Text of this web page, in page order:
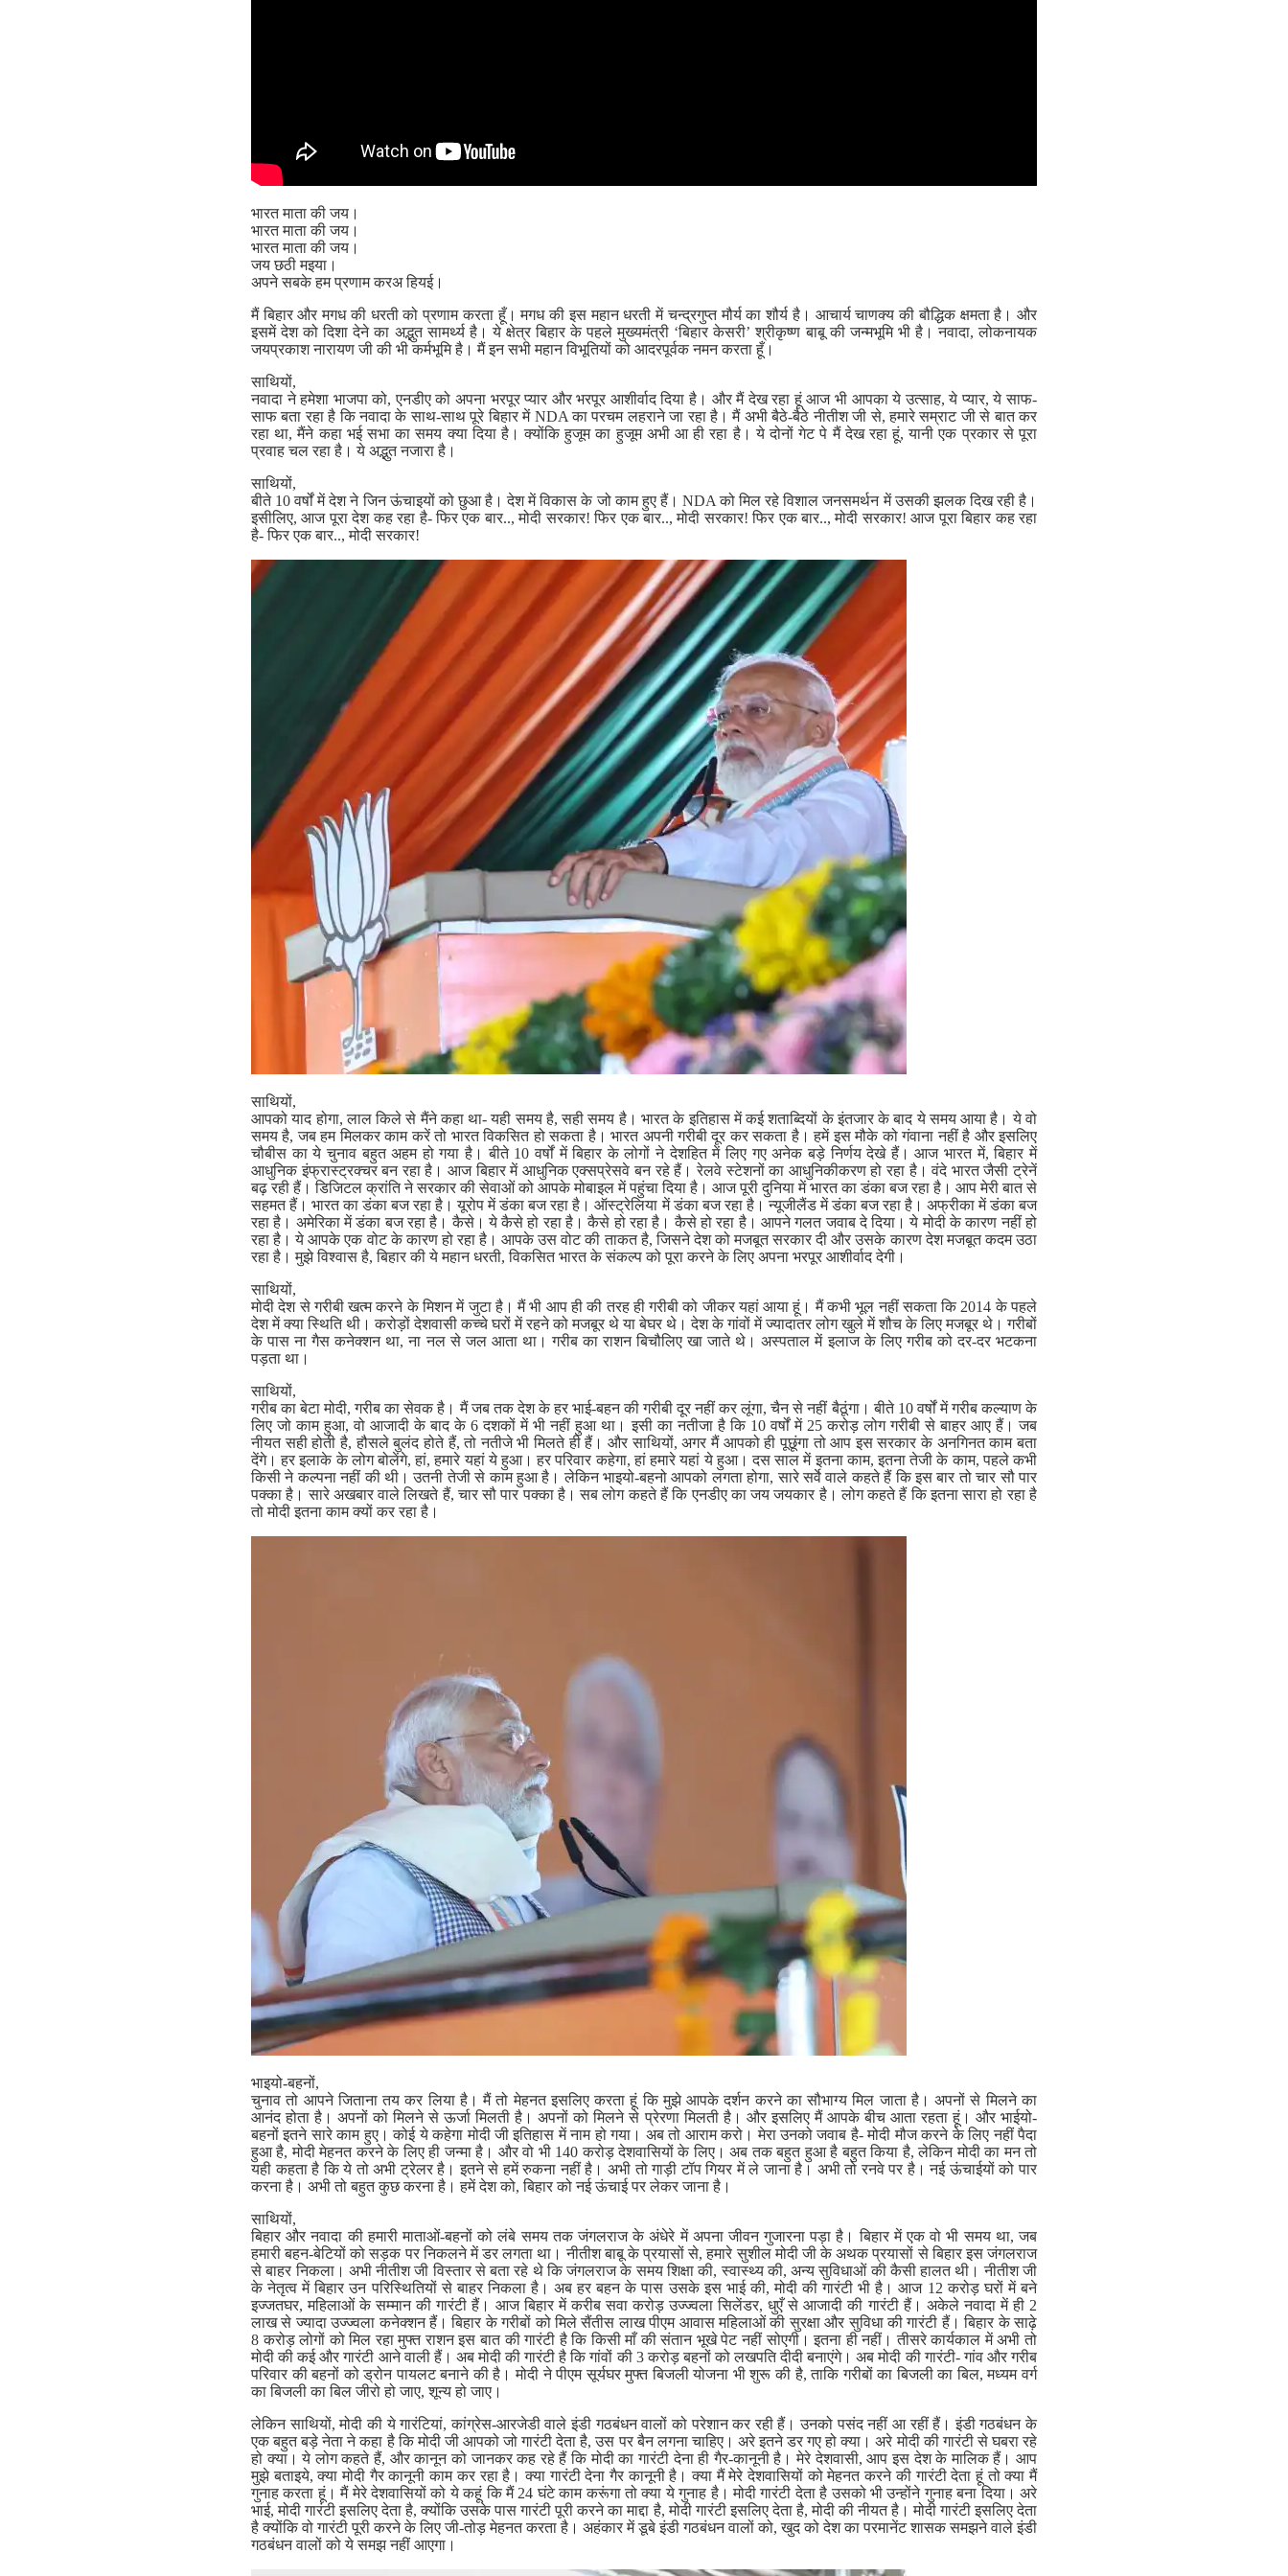
भारत माता की जय।
भारत माता की जय।
भारत माता की जय।
जय छठी मइया।
अपने सबके हम प्रणाम करअ हियई।
मैं बिहार और मगध की धरती को प्रणाम करता हूँ। मगध की इस महान धरती में चन्द्रगुप्त मौर्य का शौर्य है। आचार्य चाणक्य की बौद्धिक क्षमता है। और
इसमें देश को दिशा देने का अद्भुत सामर्थ्य है। ये क्षेत्र बिहार के पहले मुख्यमंत्री ‘बिहार केसरी’ श्रीकृष्ण बाबू की जन्मभूमि भी है। नवादा, लोकनायक
जयप्रकाश नारायण जी की भी कर्मभूमि है। मैं इन सभी महान विभूतियों को आदरपूर्वक नमन करता हूँ।
साथियों,
नवादा ने हमेशा भाजपा को, एनडीए को अपना भरपूर प्यार और भरपूर आशीर्वाद दिया है। और मैं देख रहा हूं आज भी आपका ये उत्साह, ये प्यार, ये साफ-
साफ बता रहा है कि नवादा के साथ-साथ पूरे बिहार में NDA का परचम लहराने जा रहा है। मैं अभी बैठे-बैठे नीतीश जी से, हमारे सम्राट जी से बात कर
रहा था, मैंने कहा भई सभा का समय क्या दिया है। क्योंकि हुजूम का हुजूम अभी आ ही रहा है। ये दोनों गेट पे मैं देख रहा हूं, यानी एक प्रकार से पूरा
प्रवाह चल रहा है। ये अद्भुत नजारा है।
साथियों,
बीते 10 वर्षों में देश ने जिन ऊंचाइयों को छुआ है। देश में विकास के जो काम हुए हैं। NDA को मिल रहे विशाल जनसमर्थन में उसकी झलक दिख रही है।
इसीलिए, आज पूरा देश कह रहा है- फिर एक बार.., मोदी सरकार! फिर एक बार.., मोदी सरकार! फिर एक बार.., मोदी सरकार! आज पूरा बिहार कह रहा
है- फिर एक बार.., मोदी सरकार!
साथियों,
आपको याद होगा, लाल किले से मैंने कहा था- यही समय है, सही समय है। भारत के इतिहास में कई शताब्दियों के इंतजार के बाद ये समय आया है। ये वो
समय है, जब हम मिलकर काम करें तो भारत विकसित हो सकता है। भारत अपनी गरीबी दूर कर सकता है। हमें इस मौके को गंवाना नहीं है और इसलिए
चौबीस का ये चुनाव बहुत अहम हो गया है। बीते 10 वर्षों में बिहार के लोगों ने देशहित में लिए गए अनेक बड़े निर्णय देखे हैं। आज भारत में, बिहार में
आधुनिक इंफ्रास्ट्रक्चर बन रहा है। आज बिहार में आधुनिक एक्सप्रेसवे बन रहे हैं। रेलवे स्टेशनों का आधुनिकीकरण हो रहा है। वंदे भारत जैसी ट्रेनें
बढ़ रही हैं। डिजिटल क्रांति ने सरकार की सेवाओं को आपके मोबाइल में पहुंचा दिया है। आज पूरी दुनिया में भारत का डंका बज रहा है। आप मेरी बात से
सहमत हैं। भारत का डंका बज रहा है। यूरोप में डंका बज रहा है। ऑस्ट्रेलिया में डंका बज रहा है। न्यूजीलैंड में डंका बज रहा है। अफ्रीका में डंका बज
रहा है। अमेरिका में डंका बज रहा है। कैसे। ये कैसे हो रहा है। कैसे हो रहा है। कैसे हो रहा है। आपने गलत जवाब दे दिया। ये मोदी के कारण नहीं हो
रहा है। ये आपके एक वोट के कारण हो रहा है। आपके उस वोट की ताकत है, जिसने देश को मजबूत सरकार दी और उसके कारण देश मजबूत कदम उठा
रहा है। मुझे विश्वास है, बिहार की ये महान धरती, विकसित भारत के संकल्प को पूरा करने के लिए अपना भरपूर आशीर्वाद देगी।
साथियों,
मोदी देश से गरीबी खत्म करने के मिशन में जुटा है। मैं भी आप ही की तरह ही गरीबी को जीकर यहां आया हूं। मैं कभी भूल नहीं सकता कि 2014 के पहले
देश में क्या स्थिति थी। करोड़ों देशवासी कच्चे घरों में रहने को मजबूर थे या बेघर थे। देश के गांवों में ज्यादातर लोग खुले में शौच के लिए मजबूर थे। गरीबों
के पास ना गैस कनेक्शन था, ना नल से जल आता था। गरीब का राशन बिचौलिए खा जाते थे। अस्पताल में इलाज के लिए गरीब को दर-दर भटकना
पड़ता था।
साथियों,
गरीब का बेटा मोदी, गरीब का सेवक है। मैं जब तक देश के हर भाई-बहन की गरीबी दूर नहीं कर लूंगा, चैन से नहीं बैठूंगा। बीते 10 वर्षों में गरीब कल्याण के
लिए जो काम हुआ, वो आजादी के बाद के 6 दशकों में भी नहीं हुआ था। इसी का नतीजा है कि 10 वर्षों में 25 करोड़ लोग गरीबी से बाहर आए हैं। जब
नीयत सही होती है, हौसले बुलंद होते हैं, तो नतीजे भी मिलते ही हैं। और साथियों, अगर मैं आपको ही पूछूंगा तो आप इस सरकार के अनगिनत काम बता
देंगे। हर इलाके के लोग बोलेंगे, हां, हमारे यहां ये हुआ। हर परिवार कहेगा, हां हमारे यहां ये हुआ। दस साल में इतना काम, इतना तेजी के काम, पहले कभी
किसी ने कल्पना नहीं की थी। उतनी तेजी से काम हुआ है। लेकिन भाइयो-बहनो आपको लगता होगा, सारे सर्वे वाले कहते हैं कि इस बार तो चार सौ पार
पक्का है। सारे अखबार वाले लिखते हैं, चार सौ पार पक्का है। सब लोग कहते हैं कि एनडीए का जय जयकार है। लोग कहते हैं कि इतना सारा हो रहा है
तो मोदी इतना काम क्यों कर रहा है।
भाइयो-बहनों,
चुनाव तो आपने जिताना तय कर लिया है। मैं तो मेहनत इसलिए करता हूं कि मुझे आपके दर्शन करने का सौभाग्य मिल जाता है। अपनों से मिलने का
आनंद होता है। अपनों को मिलने से ऊर्जा मिलती है। अपनों को मिलने से प्रेरणा मिलती है। और इसलिए मैं आपके बीच आता रहता हूं। और भाईयो-
बहनों इतने सारे काम हुए। कोई ये कहेगा मोदी जी इतिहास में नाम हो गया। अब तो आराम करो। मेरा उनको जवाब है- मोदी मौज करने के लिए नहीं पैदा
हुआ है, मोदी मेहनत करने के लिए ही जन्मा है। और वो भी 140 करोड़ देशवासियों के लिए। अब तक बहुत हुआ है बहुत किया है, लेकिन मोदी का मन तो
यही कहता है कि ये तो अभी ट्रेलर है। इतने से हमें रुकना नहीं है। अभी तो गाड़ी टॉप गियर में ले जाना है। अभी तो रनवे पर है। नई ऊंचाईयों को पार
करना है। अभी तो बहुत कुछ करना है। हमें देश को, बिहार को नई ऊंचाई पर लेकर जाना है।
साथियों,
बिहार और नवादा की हमारी माताओं-बहनों को लंबे समय तक जंगलराज के अंधेरे में अपना जीवन गुजारना पड़ा है। बिहार में एक वो भी समय था, जब
हमारी बहन-बेटियों को सड़क पर निकलने में डर लगता था। नीतीश बाबू के प्रयासों से, हमारे सुशील मोदी जी के अथक प्रयासों से बिहार इस जंगलराज
से बाहर निकला। अभी नीतीश जी विस्तार से बता रहे थे कि जंगलराज के समय शिक्षा की, स्वास्थ्य की, अन्य सुविधाओं की कैसी हालत थी। नीतीश जी
के नेतृत्व में बिहार उन परिस्थितियों से बाहर निकला है। अब हर बहन के पास उसके इस भाई की, मोदी की गारंटी भी है। आज 12 करोड़ घरों में बने
इज्जतघर, महिलाओं के सम्मान की गारंटी हैं। आज बिहार में करीब सवा करोड़ उज्ज्वला सिलेंडर, धुएँ से आजादी की गारंटी हैं। अकेले नवादा में ही 2
लाख से ज्यादा उज्ज्वला कनेक्शन हैं। बिहार के गरीबों को मिले सैंतीस लाख पीएम आवास महिलाओं की सुरक्षा और सुविधा की गारंटी हैं। बिहार के साढ़े
8 करोड़ लोगों को मिल रहा मुफ्त राशन इस बात की गारंटी है कि किसी माँ की संतान भूखे पेट नहीं सोएगी। इतना ही नहीं। तीसरे कार्यकाल में अभी तो
मोदी की कई और गारंटी आने वाली हैं। अब मोदी की गारंटी है कि गांवों की 3 करोड़ बहनों को लखपति दीदी बनाएंगे। अब मोदी की गारंटी- गांव और गरीब
परिवार की बहनों को ड्रोन पायलट बनाने की है। मोदी ने पीएम सूर्यघर मुफ्त बिजली योजना भी शुरू की है, ताकि गरीबों का बिजली का बिल, मध्यम वर्ग
का बिजली का बिल जीरो हो जाए, शून्य हो जाए।
लेकिन साथियों, मोदी की ये गारंटियां, कांग्रेस-आरजेडी वाले इंडी गठबंधन वालों को परेशान कर रही हैं। उनको पसंद नहीं आ रहीं हैं। इंडी गठबंधन के
एक बहुत बड़े नेता ने कहा है कि मोदी जी आपको जो गारंटी देता है, उस पर बैन लगना चाहिए। अरे इतने डर गए हो क्या। अरे मोदी की गारंटी से घबरा रहे
हो क्या। ये लोग कहते हैं, और कानून को जानकर कह रहे हैं कि मोदी का गारंटी देना ही गैर-कानूनी है। मेरे देशवासी, आप इस देश के मालिक हैं। आप
मुझे बताइये, क्या मोदी गैर कानूनी काम कर रहा है। क्या गारंटी देना गैर कानूनी है। क्या मैं मेरे देशवासियों को मेहनत करने की गारंटी देता हूं तो क्या मैं
गुनाह करता हूं। मैं मेरे देशवासियों को ये कहूं कि मैं 24 घंटे काम करूंगा तो क्या ये गुनाह है। मोदी गारंटी देता है उसको भी उन्होंने गुनाह बना दिया। अरे
भाई, मोदी गारंटी इसलिए देता है, क्योंकि उसके पास गारंटी पूरी करने का माद्दा है, मोदी गारंटी इसलिए देता है, मोदी की नीयत है। मोदी गारंटी इसलिए देता
है क्योंकि वो गारंटी पूरी करने के लिए जी-तोड़ मेहनत करता है। अहंकार में डूबे इंडी गठबंधन वालों को, खुद को देश का परमानेंट शासक समझने वाले इंडी
गठबंधन वालों को ये समझ नहीं आएगा।